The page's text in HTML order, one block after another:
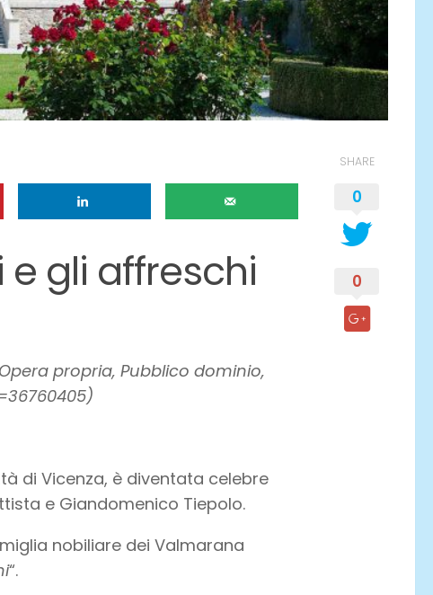
gli affreschi
propria, Pubblico dominio,
di Vicenza, è diventata celebre
e Giandomenico Tiepolo.
nobiliare dei Valmarana
“.
SHARE
0
0